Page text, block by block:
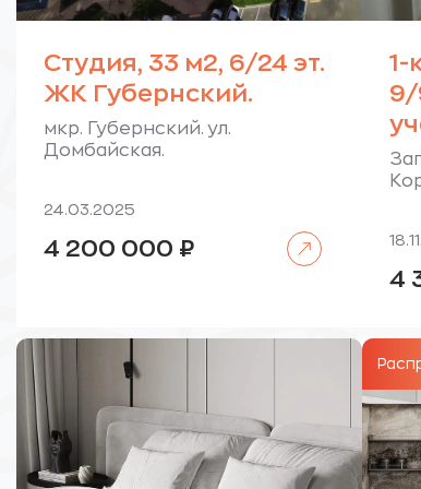
Студия, 33 м2, 6/24 эт.
ЖК Губернский.
мкр. Губернский. ул.
Домбайская.
24.03.2025
4 200 000 ₽
1-
9/
4